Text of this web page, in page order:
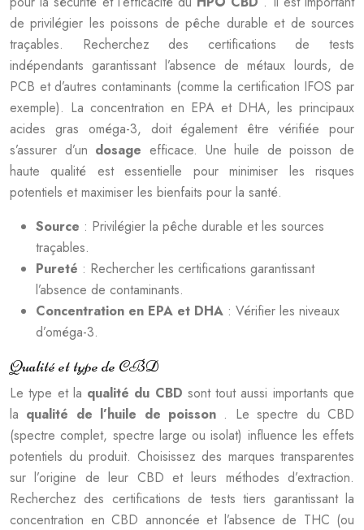
de privilégier les poissons de pêche durable et de sources
traçables. Recherchez des certifications de tests
indépendants garantissant l’absence de métaux lourds, de
PCB et d’autres contaminants (comme la certification IFOS par
exemple). La concentration en EPA et DHA, les principaux
acides gras oméga-3, doit également être vérifiée pour
s’assurer d’un dosage efficace. Une huile de poisson de
haute qualité est essentielle pour minimiser les risques
potentiels et maximiser les bienfaits pour la santé.
Source : Privilégier la pêche durable et les sources
traçables.
Pureté : Rechercher les certifications garantissant
l’absence de contaminants.
Concentration en EPA et DHA : Vérifier les niveaux
d’oméga-3.
Qualité et type de CBD
Le type et la qualité du CBD sont tout aussi importants que
la qualité de l’huile de poisson . Le spectre du CBD
(spectre complet, spectre large ou isolat) influence les effets
potentiels du produit. Choisissez des marques transparentes
sur l’origine de leur CBD et leurs méthodes d’extraction.
Recherchez des certifications de tests tiers garantissant la
concentration en CBD annoncée et l’absence de THC (ou